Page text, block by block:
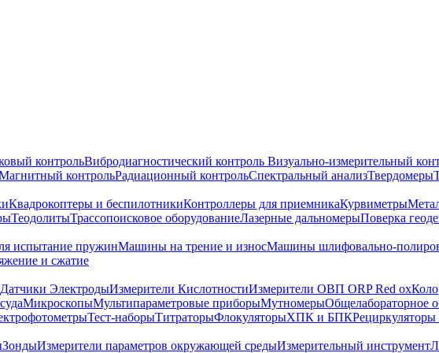
контрольВибродиагностический контроль Визуально-измерительный
контрольРадиационный контрольСпектральный анализТвердомеры
Квадрокоптеры и беспилотникиКонтроллеры для приемникаКурвиметры
ТеодолитыТрассопоисковое оборудованиеЛазерные дальномерыПоверка
испытание пружинМашины на трение и износМашины шлифовально-
и сжатие
Датчики ЭлектродыИзмерители КислотностиИзмерители ОВП ORP Red ox
МикроскопыМультипараметровые приборыМутномерыОбщелабораторное
Тест-наборыТитраторыФлокуляторыХПК и БПК
ЗондыИзмерители параметров окружающей средыИзмерительный инструмент